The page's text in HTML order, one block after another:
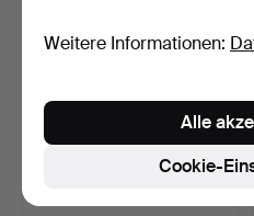
KONVOLUT LÖFFEL, 38
Stk., WEINKORKEN, Silb…
9 Tage
Weitere Informationen:
Cookie-
Alle